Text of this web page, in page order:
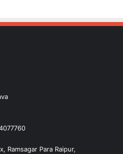
Ramsagar Para Raipur,